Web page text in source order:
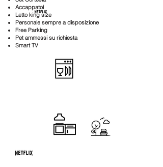
Accappatoi
Letto king size
Personale sempre a disposizione
Free Parking
Pet ammessi su richiesta
Smart TV